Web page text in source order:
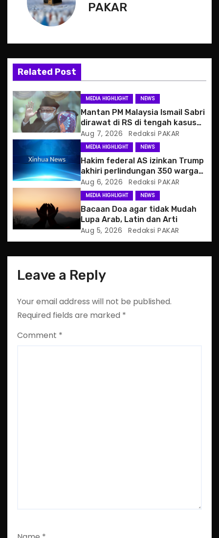
v
i
g
a
t
i
o
n
PAKAR
Related Post
MEDIA HIGHLIGHT NEWS
Mantan PM Malaysia Ismail Sabri
dirawat di RS di tengah kasus
hukum
Aug 7, 2026 Redaksi PAKAR
MEDIA HIGHLIGHT NEWS
Hakim federal AS izinkan Trump
akhiri perlindungan 350 warga
Haiti
Aug 6, 2026 Redaksi PAKAR
MEDIA HIGHLIGHT NEWS
Bacaan Doa agar tidak Mudah
Lupa Arab, Latin dan Arti
Aug 5, 2026 Redaksi PAKAR
Leave a Reply
Your email address will not be published.
Required fields are marked *
Comment *